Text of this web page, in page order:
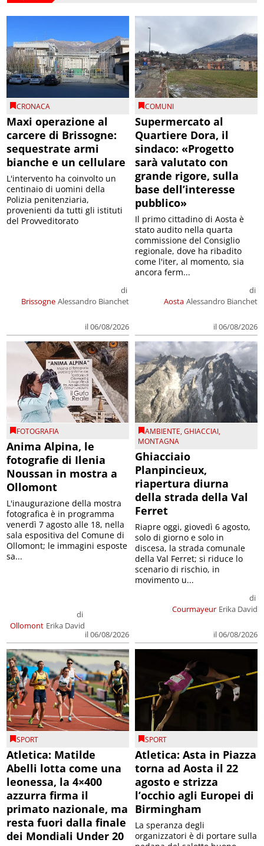
CRONACA
Maxi operazione al
carcere di Brissogne:
sequestrate armi
bianche e un cellulare
Brissogne
di
Alessandro Bianchet
il 06/08/2026
L'intervento ha coinvolto un
centinaio di uomini della
Polizia penitenziaria,
provenienti da tutti gli istituti
del Provveditorato
COMUNI
Supermercato al
Quartiere Dora, il
sindaco: «Progetto
sarà valutato con
grande rigore, sulla
base dell’interesse
pubblico»
Aosta
di
Alessandro Bianchet
il 06/08/2026
Il primo cittadino di Aosta è
stato audito nella quarta
commissione del Consiglio
regionale, dove ha ribadito
come l'iter, al momento, sia
ancora ferm...
FOTOGRAFIA
Anima Alpina, le
fotografie di Ilenia
Noussan in mostra a
Ollomont
Ollomont
di
Erika David
il 06/08/2026
L'inaugurazione della mostra
fotografica è in programma
venerdì 7 agosto alle 18, nella
sala espositiva del Comune di
Ollomont; le immagini esposte
sa...
AMBIENTE,GHIACCIAI,
MONTAGNA
Ghiacciaio
Planpincieux,
riapertura diurna
della strada della Val
Ferret
Courmayeur
di
Erika David
il 06/08/2026
Riapre oggi, giovedì 6 agosto,
solo di giorno e solo in
discesa, la strada comunale
della Val Ferret; si riduce lo
scenario di rischio, in
movimento u...
SPORT
Atletica: Matilde
Abelli lotta come una
leonessa, la 4×400
azzurra firma il
primato nazionale, ma
resta fuori dalla finale
dei Mondiali Under 20
SPORT
Atletica: Asta in Piazza
torna ad Aosta il 22
agosto e strizza
l’occhio agli Europei di
Birmingham
La speranza degli
organizzatori è di portare sulla